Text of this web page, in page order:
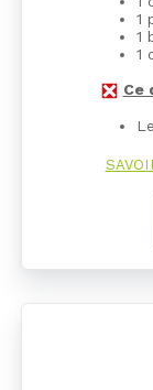
1
1
1
Ce